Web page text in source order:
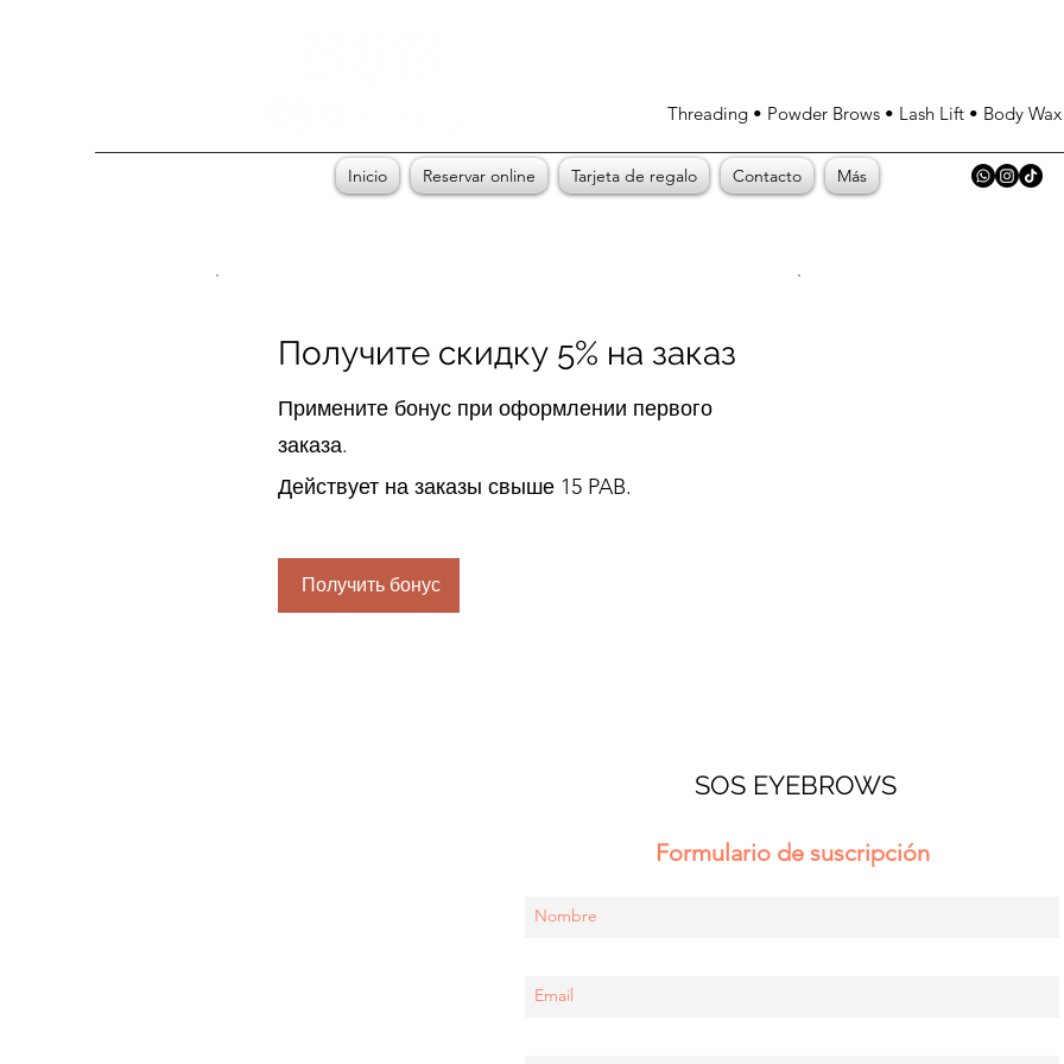
Threading • Powder Brows • Lash Lift • Body Wax
Inicio Reservar online Tarjeta de regalo Contacto Más
Получите скидку 5% на заказ
Примените бонус при оформлении первого
заказа.
Получить бонус
Действует на заказы свыше 15 PAB.
SOS EYEBROWS
Formulario de suscripción